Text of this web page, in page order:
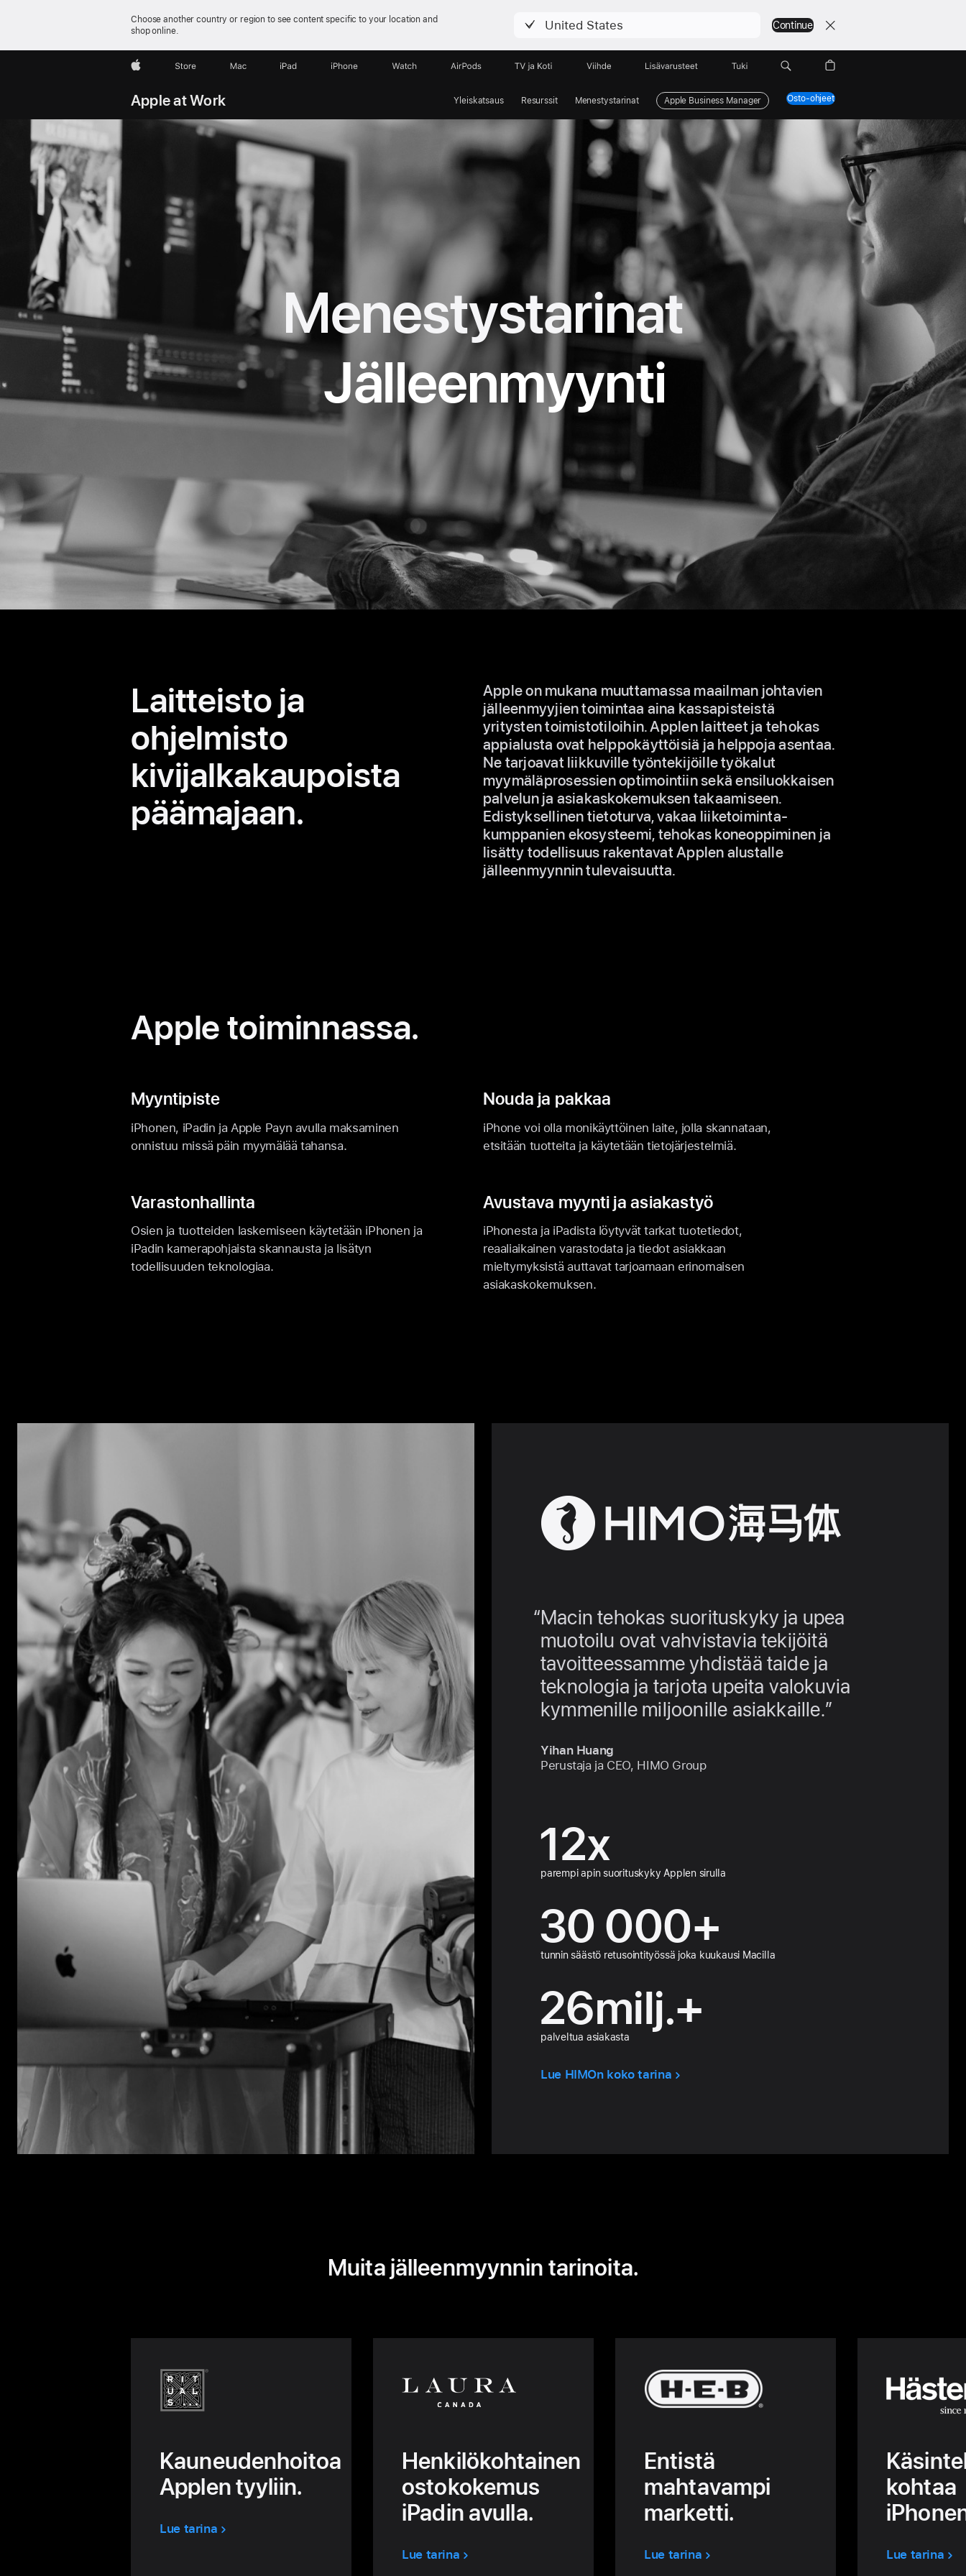
Choose another country or region to see content specific to your location and
shop online.
United States Continue
Apple Store Mac iPad iPhone Watch AirPods TV ja Koti Viihde Lisävarusteet Tuki
Apple at Work Yleiskatsaus Resurssit Menestys­tarinat Apple Business Manager Osto-ohjeet
Menestys­tarinat
Jälleenmyynti
Laitteisto ja
ohjelmisto
kivijalkakaupoista
päämajaan.
Apple on mukana muuttamassa maailman johtavien
jälleenmyyjien toimintaa aina kassapisteistä
yritysten toimistotiloihin. Applen laitteet ja tehokas
appialusta ovat helppo­käyttöisiä ja helppoja asentaa.
Ne tarjoavat liikkuville työntekijöille työkalut
myymälä­prosessien optimointiin sekä ensiluokkaisen
palvelun ja asiakas­kokemuksen takaamiseen.
Edistyk­sellinen tietoturva, vakaa liiketoiminta­
kumppanien ekosysteemi, tehokas koneoppiminen ja
lisätty todellisuus rakentavat Applen alustalle
jälleenmyynnin tulevaisuutta.
Apple toiminnassa.
Myyntipiste
iPhonen, iPadin ja Apple Payn avulla maksaminen
onnistuu missä päin myymälää tahansa.
Nouda ja pakkaa
iPhone voi olla monikäyttöinen laite, jolla skannataan,
etsitään tuotteita ja käytetään tietojärjestelmiä.
Varastonhallinta
Osien ja tuotteiden laskemiseen käytetään iPhonen ja
iPadin kamerapohjaista skannausta ja lisätyn
todellisuuden tekno­logiaa.
Avustava myynti ja asiakastyö
iPhonesta ja iPadista löytyvät tarkat tuotetiedot,
reaali­aikainen varastodata ja tiedot asiakkaan
mieltymyksistä auttavat tarjoamaan erinomaisen
asiakas­kokemuksen.
Macin tehokas suorituskyky ja upea
muotoilu ovat vahvistavia tekijöitä
tavoitteessamme yhdistää taide ja
teknologia ja tarjota upeita valokuvia
kymmenille miljoonille asiakkaille.
Yihan Huang
Perustaja ja CEO, HIMO Group
12x
parempi apin suorituskyky Applen sirulla
30 000+
tunnin säästö retusointityössä joka kuukausi Macilla
26milj.+
palveltua asiakasta
Lue HIMOn koko tarina
Muita jälleenmyynnin tarinoita.
Kauneudenhoitoa
Applen tyyliin.
Lue tarina
Henkilökohtainen
ostokokemus
iPadin avulla.
Lue tarina
Entistä
mahtavampi
marketti.
Lue tarina
kohtaa
Lue tarina